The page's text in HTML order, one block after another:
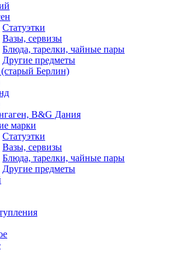
Статуэтки
Вазы, сервизы
Блюда, тарелки, чайные пары
Другие предметы
Берлин)
B&G Дания
марки
Статуэтки
Вазы, сервизы
Блюда, тарелки, чайные пары
Другие предметы